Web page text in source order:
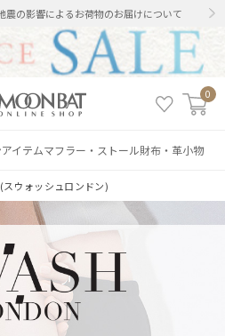
震の影響によるお荷物のお届けについて
0
イテムマフラー・ストール財布・革小物
スウォッシュロンドン)